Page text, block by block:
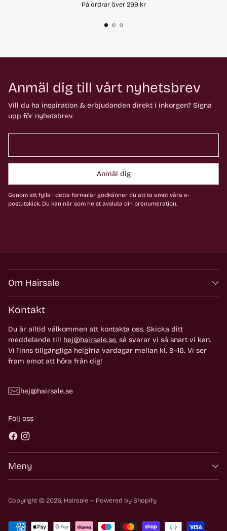
På ordrar över 299 kr
Anmäl dig till vårt nyhetsbrev
Vill du ha inspiration & erbjudanden direkt i inkorgen? Signa
upp för nyhetsbrev.
Anmäl dig
Genom att fylla i detta formulär godkänner du att ta emot våra e-
postutskick. Du kan när som helst avsluta din prenumeration.
Om Hairsale
Kontakt
Du är alltid välkommen att kontakta oss. Skicka ditt
meddelande till hej@hairsale.se, så svarar vi så snart vi kan.
Vi finns tillgängliga helgfria vardagar mellan kl. 9–16. Vi ser
fram emot att höra från dig!
hej@hairsale.se
Följ oss
Meny
Copyright © 2026, Hairsale — Powered by Shopify